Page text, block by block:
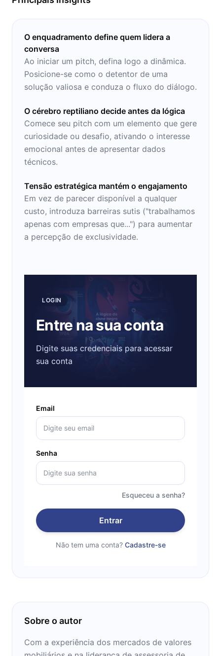
O enquadramento define quem lidera a
conversa
Ao iniciar um pitch, defina logo a dinâmica.
Posicione-se como o detentor de uma
solução valiosa e conduza o fluxo do diálogo.
O cérebro reptiliano decide antes da lógica
Comece seu pitch com um elemento que gere
curiosidade ou desafio, ativando o interesse
emocional antes de apresentar dados
técnicos.
Tensão estratégica mantém o engajamento
Em vez de parecer disponível a qualquer
custo, introduza barreiras sutis ("trabalhamos
apenas com empresas que...") para aumentar
a percepção de exclusividade.
LOGIN
Entre na sua conta
Digite suas credenciais para acessar
sua conta
Email
Senha
Esqueceu a senha?
Entrar
Não tem uma conta? Cadastre-se
Sobre o autor
Com a experiência dos mercados de valores